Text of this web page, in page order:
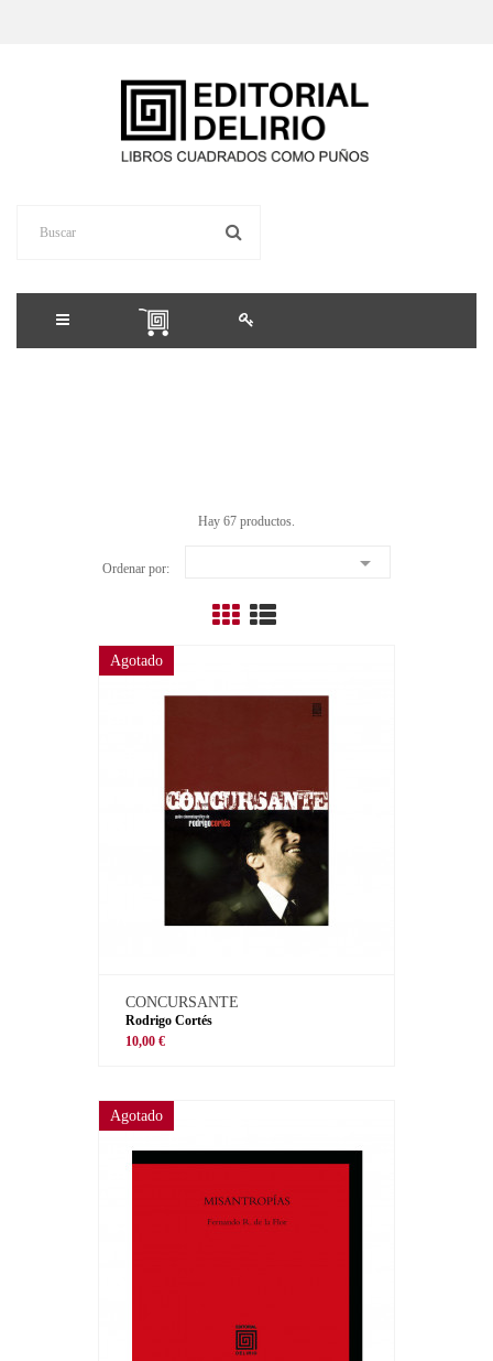
Hay 67 productos.
Ordenar por: 
Agotado
CONCURSANTE
Rodrigo Cortés
10,00 €
Agotado